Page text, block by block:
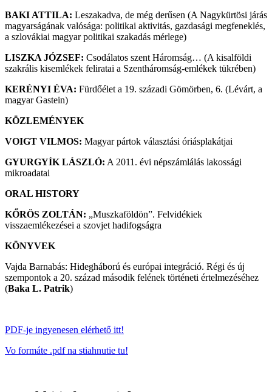
BAKI ATTILA: Leszakadva, de még derűsen (A Nagykürtösi járás
magyarságának valósága: politikai aktivitás, gazdasági megfeneklés,
a szlovákiai magyar politikai szakadás mérlege)
LISZKA JÓZSEF: Csodálatos szent Háromság… (A kisalföldi
szakrális kisemlékek feliratai a Szentháromság-emlékek tükrében)
KERÉNYI ÉVA: Fürdőélet a 19. századi Gömörben, 6. (Lévárt, a
magyar Gastein)
KÖZLEMÉNYEK
VOIGT VILMOS: Magyar pártok választási óriásplakátjai
GYURGYÍK LÁSZLÓ: A 2011. évi népszámlálás lakossági
mikroadatai
ORAL HISTORY
KŐRÖS ZOLTÁN: „Muszkaföldön”. Felvidékiek
visszaemlékezései a szovjet hadifogságra
KÖNYVEK
Vajda Barnabás: Hidegháború és európai integráció. Régi és új
szempontok a 20. század második felének történeti értelmezéséhez
(Baka L. Patrik)
PDF-je ingyenesen elérhető itt!
Vo formáte .pdf na stiahnutie tu!